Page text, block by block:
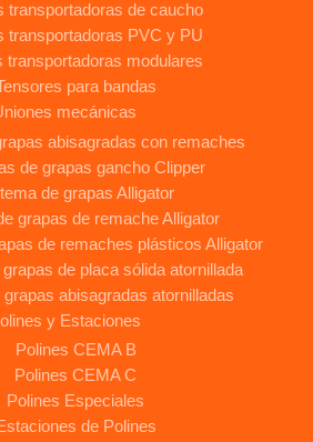
transportadoras de caucho
transportadoras PVC y PU
transportadoras modulares
para bandas
mecánicas
abisagradas con remaches
de grapas gancho Clipper
de grapas Alligator
grapas de remache Alligator
de remaches plásticos Alligator
de placa sólida atornillada
abisagradas atornilladas
y Estaciones
Polines CEMA B
Polines CEMA C
Polines Especiales
de Polines